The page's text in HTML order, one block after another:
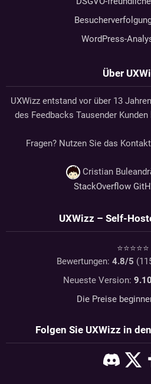
WordPress-
Über
UXWizz entstand vor über 13
des Feedbacks Tausender
Fragen? Nutzen Sie das
Cristian
StackOverflow
UXWizz – Self-
⭐⭐⭐⭐⭐
Bewertungen: 4.8/5 (
Neueste Version:
Die Preise
Folgen Sie UXWizz in